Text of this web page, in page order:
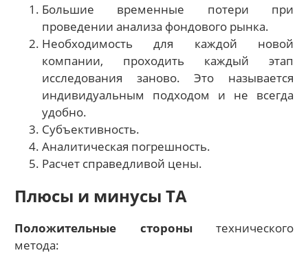
Большие временные потери при
проведении анализа фондового рынка.
Необходимость для каждой новой
компании, проходить каждый этап
исследования заново. Это называется
индивидуальным подходом и не всегда
удобно.
Субъективность.
Аналитическая погрешность.
Расчет справедливой цены.
Плюсы и минусы ТА
Положительные сторонытехнического
метода: